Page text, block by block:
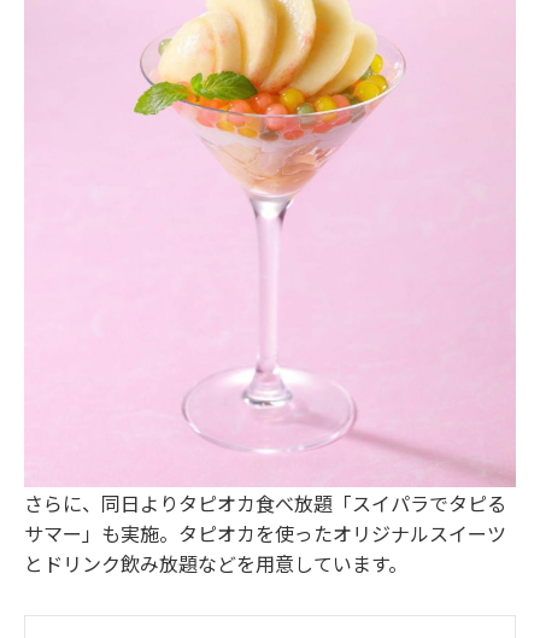
さらに、同日よりタピオカ食べ放題「スイパラでタピる
サマー」も実施。タピオカを使ったオリジナルスイーツ
とドリンク飲み放題などを用意しています。